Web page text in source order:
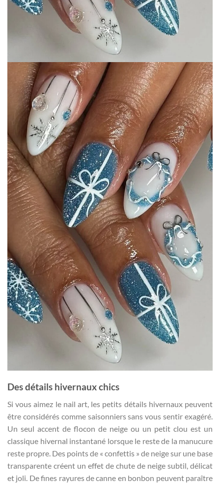
Des détails hivernaux chics
Si vous aimez le nail art, les petits détails hivernaux peuvent
être considérés comme saisonniers sans vous sentir exagéré.
Un seul accent de flocon de neige ou un petit clou est un
classique hivernal instantané lorsque le reste de la manucure
reste propre. Des points de « confettis » de neige sur une base
transparente créent un effet de chute de neige subtil, délicat
et joli. De fines rayures de canne en bonbon peuvent paraître